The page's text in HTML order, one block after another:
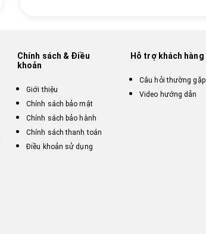
Chính sách & Điều
khoản
Giới thiệu
Chính sách bảo mật
Chính sách bảo hành
Chính sách thanh toán
Điều khoản sử dụng
Hỗ trợ khách hàng
Câu hỏi thường gặp
Video hướng dẫn